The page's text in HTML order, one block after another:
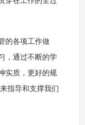
的各项工作做
，通过不断的学
实质，更好的规
指导和支撑我们